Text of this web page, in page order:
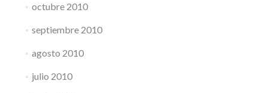
octubre 2010
septiembre 2010
agosto 2010
julio 2010